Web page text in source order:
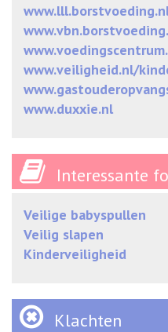
www.veiligheid.nl/
www.duxxie.nl
Interessante
Veilige babyspullen
Veilig slapen
Kinderveiligheid
Klachten